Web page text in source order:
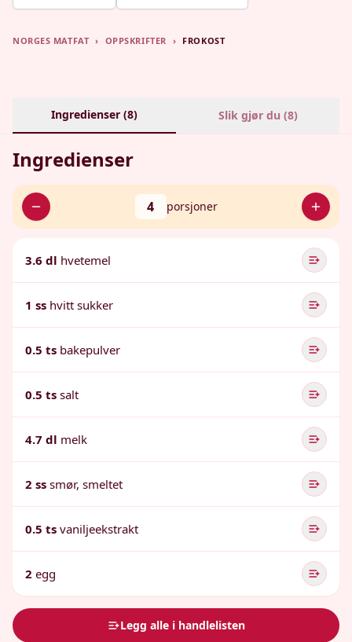
NORGES MATFAT › OPPSKRIFTER › FROKOST
Ingredienser (8) Slik gjør du (8)
Ingredienser
4 porsjoner
3.6 dl hvetemel
1 ss hvitt sukker
0.5 ts bakepulver
0.5 ts salt
4.7 dl melk
2 ss smør, smeltet
0.5 ts vaniljeekstrakt
2 egg
Legg alle i handlelisten